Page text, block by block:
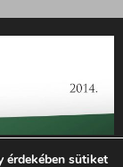
működésének
támogatási
érdekében sütiket